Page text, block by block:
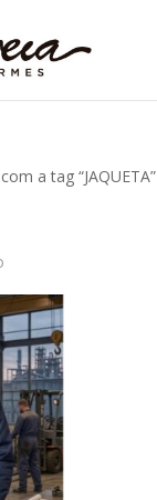
a tag “JAQUETA”